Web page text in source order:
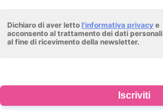
Dichiaro di aver letto l'informativa privacy e
acconsento al trattamento dei dati personali
al fine di ricevimento della newsletter.
Iscriviti